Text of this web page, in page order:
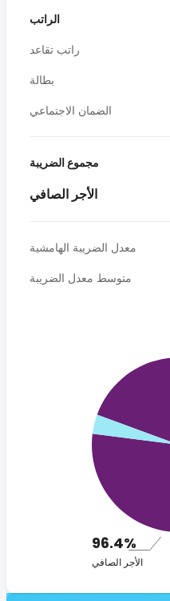
الراتب
راتب تقاعد
بطالة
الضمان الاجتماعي
مجموع الضريبة
الأجر الصافي
معدل الضريبة الهامشية
متوسط معدل الضريبة
96.4%
الأجر الصافي